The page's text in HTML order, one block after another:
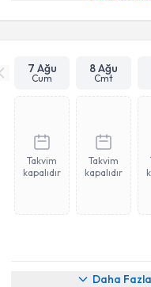
7 Ağu
Cum
8 Ağu
Cmt
Takvim
kapalıdır
Takvim
kapalıdır
Daha